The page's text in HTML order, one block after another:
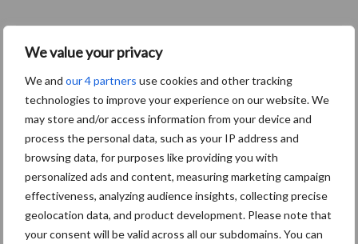
We value your privacy
We and our 4 partners use cookies and other tracking
technologies to improve your experience on our website. We
may store and/or access information from your device and
process the personal data, such as your IP address and
browsing data, for purposes like providing you with
personalized ads and content, measuring marketing campaign
effectiveness, analyzing audience insights, collecting precise
geolocation data, and product development. Please note that
your consent will be valid across all our subdomains. You can
Afrikaanse
varkenspest
Brachyspira